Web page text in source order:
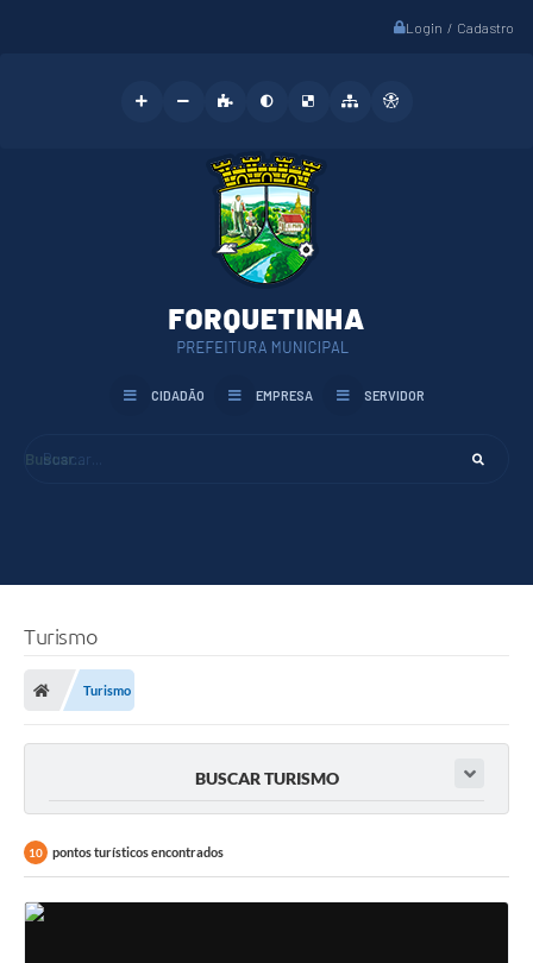
Login / Cadastro
Buscar...
CIDADÃO EMPRESA SERVIDOR
Turismo
Turismo
BUSCAR TURISMO
10 pontos turísticos encontrados